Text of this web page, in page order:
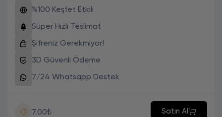
%100 Keşfet Etkili
Süper Hızlı Teslimat
Şifreniz Gerekmiyor!
3D Güvenli Ödeme
7/24 Whatsapp Destek
7.00₺ Satın Al